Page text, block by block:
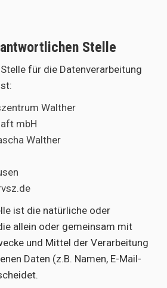
Stelle
für die Datenverarbeitung
Walther
mbH
Walther
ist die natürliche oder
allein oder gemeinsam mit
und Mittel der Verarbeitung
Daten (z.B. Namen, E-Mail-